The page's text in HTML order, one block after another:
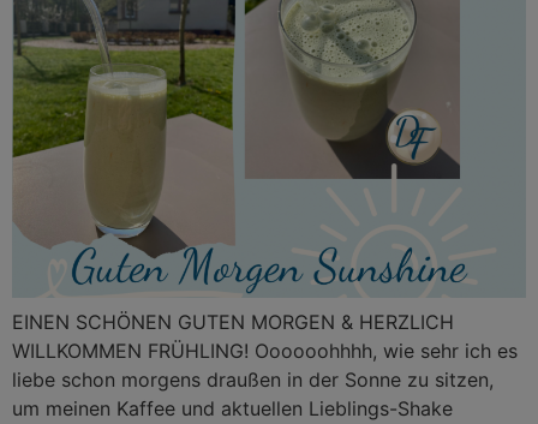
EINEN SCHÖNEN GUTEN MORGEN & HERZLICH
WILLKOMMEN FRÜHLING! Oooooohhhh, wie sehr ich es
liebe schon morgens draußen in der Sonne zu sitzen,
um meinen Kaffee und aktuellen Lieblings-Shake